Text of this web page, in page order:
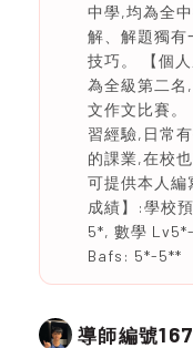
中學,均為全
解、解題獨有
技巧。 【個
為全級第二名
文作文比賽
習經驗,日常
的課業,在校
可提供本人編
成績】:學校
5*, 數學
Bafs: 5*-5**
導師編號